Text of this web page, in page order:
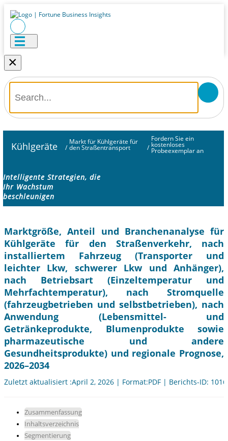
×
Kühlgeräte /
Markt für Kühlgeräte für
den Straßentransport /
Fordern Sie ein
kostenloses
Probeexemplar an
Intelligente Strategien, die
Ihr Wachstum
beschleunigen
Marktgröße, Anteil und Branchenanalyse für
Kühlgeräte für den Straßenverkehr, nach
installiertem Fahrzeug (Transporter und
leichter Lkw, schwerer Lkw und Anhänger),
nach Betriebsart (Einzeltemperatur und
Mehrfachtemperatur), nach Stromquelle
(fahrzeugbetrieben und selbstbetrieben), nach
Anwendung (Lebensmittel- und
Getränkeprodukte, Blumenprodukte sowie
pharmazeutische und andere
Gesundheitsprodukte) und regionale Prognose,
2026–2034
Zuletzt aktualisiert :April 2, 2026 | Format:PDF | Berichts-ID:
Zusammenfassung
Inhaltsverzeichnis
Segmentierung